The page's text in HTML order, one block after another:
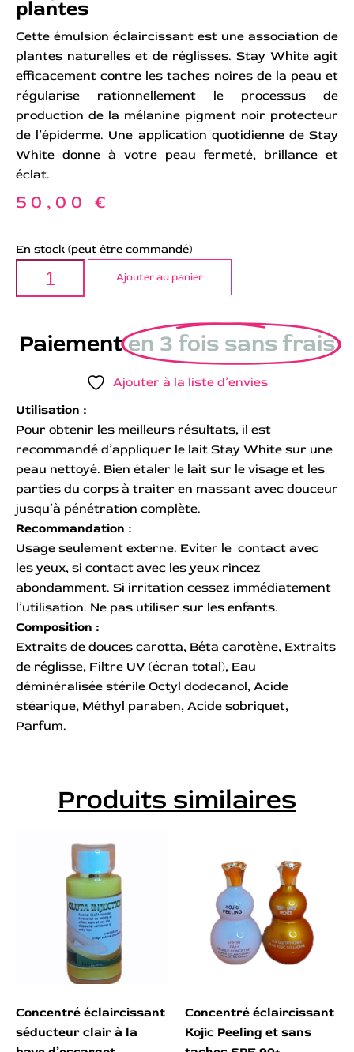
plantes
Cette émulsion éclaircissant est une association de
plantes naturelles et de réglisses. Stay White agit
efficacement contre les taches noires de la peau et
régularise rationnellement le processus de
production de la mélanine pigment noir protecteur
de l’épiderme. Une application quotidienne de Stay
White donne à votre peau fermeté, brillance et
éclat.
50,00 €
En stock (peut être commandé)
Ajouter au panier
Paiementen 3 fois sans frais
Ajouter à la liste d’envies
Utilisation :
Pour obtenir les meilleurs résultats, il est
recommandé d’appliquer le lait Stay White sur une
peau nettoyé. Bien étaler le lait sur le visage et les
parties du corps à traiter en massant avec douceur
jusqu’à pénétration complète.
Recommandation :
Usage seulement externe. Eviter le contact avec
les yeux, si contact avec les yeux rincez
abondamment. Si irritation cessez immédiatement
l’utilisation. Ne pas utiliser sur les enfants.
Composition :
Extraits de douces carotta, Béta carotène, Extraits
de réglisse, Filtre UV (écran total), Eau
déminéralisée stérile Octyl dodecanol, Acide
stéarique, Méthyl paraben, Acide sobriquet,
Parfum.
Produits similaires
Concentré éclaircissant
séducteur clair à la
Concentré éclaircissant
Kojic Peeling et sans